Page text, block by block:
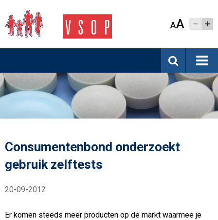
AA
Consumentenbond onderzoekt
gebruik zelftests
20-09-2012
Er komen steeds meer producten op de markt waarmee je